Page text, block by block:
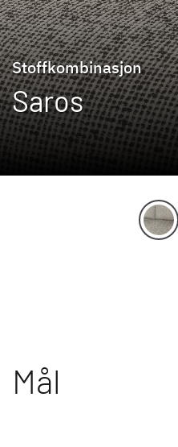
Saros
Stoffkombinasjon
Mål